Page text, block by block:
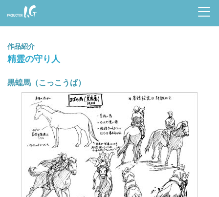
Prod
uctio
n I.G
作品紹介
精霊の守り人
黒蝗馬（こっこうば）